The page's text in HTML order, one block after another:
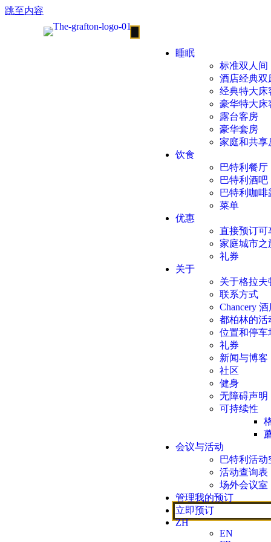
跳至内容
睡眠
标准双人间
酒店经典双
经典特大床
豪华特大床
露台客房
豪华套房
家庭和共享
饮食
巴特利餐厅
巴特利酒吧
巴特利咖啡
菜单
优惠
直接预订可
家庭城市之
礼券
关于
关于格拉夫
联系方式
Chancery 酒
都柏林的活
位置和停车
礼券
新闻与博客
社区
健身
无障碍声明
可持续性
会议与活动
巴特利活动
活动查询表
场外会议室
管理我的预订
立即预订
ZH
EN